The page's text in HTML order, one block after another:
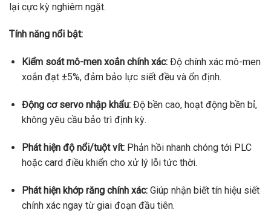
lại cực kỳ nghiêm ngặt.
Tính năng nổi bật:
Kiểm soát mô-men xoắn chính xác:Độ chính xác mô-men
xoắn đạt ±5%, đảm bảo lực siết đều và ổn định.
Động cơ servo nhập khẩu:Độ bền cao, hoạt động bền bỉ,
không yêu cầu bảo trì định kỳ.
Phát hiện độ nổi/tuột vít:Phản hồi nhanh chóng tới PLC
hoặc card điều khiển cho xử lý lỗi tức thời.
Phát hiện khớp răng chính xác:Giúp nhận biết tín hiệu siết
chính xác ngay từ giai đoạn đầu tiên.